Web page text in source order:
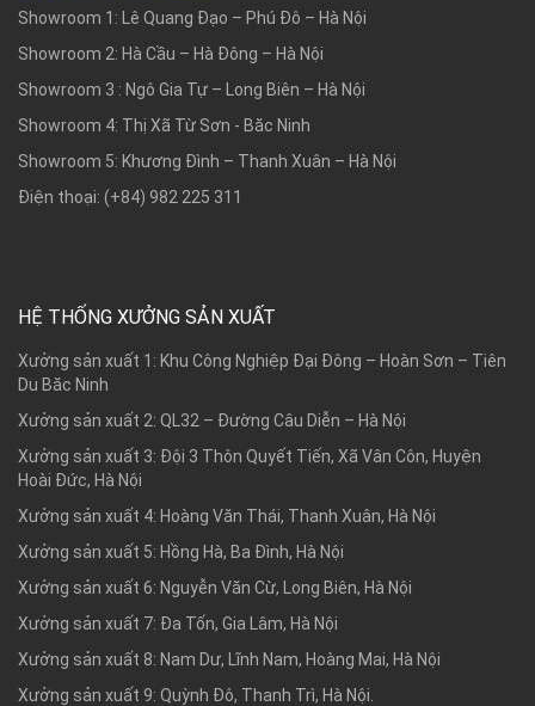
Showroom 1: Lê Quang Đạo – Phú Đô – Hà Nội
Showroom 2: Hà Cầu – Hà Đông – Hà Nội
Showroom 3 : Ngô Gia Tự – Long Biên – Hà Nội
Showroom 4: Thị Xã Từ Sơn - Băc Ninh
Showroom 5: Khương Đình – Thanh Xuân – Hà Nội
Điện thoại: (+84) 982 225 311
HỆ THỐNG XƯỞNG SẢN XUẤT
Xưởng sản xuất 1: Khu Công Nghiệp Đại Đông – Hoàn Sơn – Tiên
Du Băc Ninh
Xưởng sản xuất 2: QL32 – Đường Câu Diễn – Hà Nội
Xưởng sản xuất 3: Đội 3 Thôn Quyết Tiến, Xã Vân Côn, Huyện
Hoài Đức, Hà Nội
Xưởng sản xuất 4: Hoàng Văn Thái, Thanh Xuân, Hà Nội
Xưởng sản xuất 5: Hồng Hà, Ba Đình, Hà Nội
Xưởng sản xuất 6: Nguyễn Văn Cừ, Long Biên, Hà Nội
Xưởng sản xuất 7: Đa Tốn, Gia Lâm, Hà Nội
Xưởng sản xuất 8: Nam Dư, Lĩnh Nam, Hoàng Mai, Hà Nội
Xưởng sản xuất 9: Quỳnh Đô, Thanh Trì, Hà Nội.